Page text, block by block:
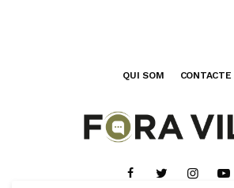
QUI SOM CONTACTE